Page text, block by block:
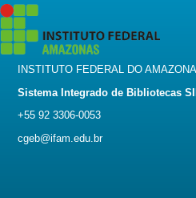
INSTITUTO FEDERAL DO
Sistema Integrado de Bibliotecas
+55 92 3306-0053
cgeb@ifam.edu.br